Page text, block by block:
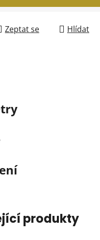
Zeptat se Hlídat
produkty